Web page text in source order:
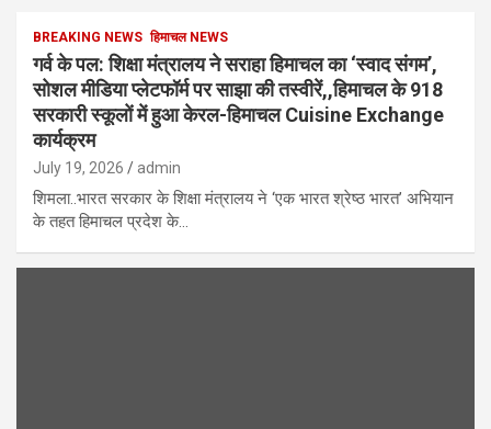
BREAKING NEWS हिमाचल NEWS
गर्व के पल: शिक्षा मंत्रालय ने सराहा हिमाचल का ‘स्वाद संगम’,
सोशल मीडिया प्लेटफॉर्म पर साझा की तस्वीरें,,हिमाचल के 918
सरकारी स्कूलों में हुआ केरल-हिमाचल Cuisine Exchange
कार्यक्रम
July 19, 2026 admin
शिमला..भारत सरकार के शिक्षा मंत्रालय ने ‘एक भारत श्रेष्ठ भारत’ अभियान
के तहत हिमाचल प्रदेश के…